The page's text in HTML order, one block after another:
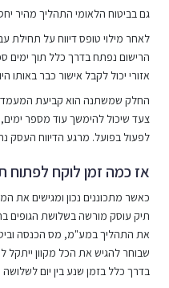
גם בביטוח הלאומי התהליך מהיר
לאחר מילוי טופס דיווח על תחילת
הרישום נפתח בדרך כלל תוך ימים
אזורי יכול לקבל אישור כבר באותו
החלק שמשתנה הוא קביעת המעמד
צעד שיכול להימשך עוד מספר
לפעול בפועל. מרגע הדיווח העסק
אז כמה זמן לוקח לפתוח
כאשר מתכוננים נכון ומגישים
תיק עוסק מורשה בשלושת הגופים
את התהליך במע"מ, מס הכנסה
שבוחר להגיש את הכל מקוון ייתקל
בדרך כלל בזמן שנע בין יום לשלושה